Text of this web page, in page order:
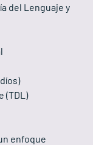
del Lenguaje y
(TDL)
enfoque